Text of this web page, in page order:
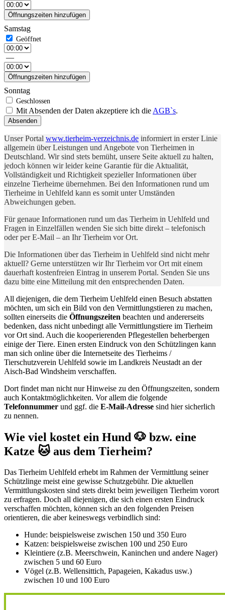
Öffnungszeiten hinzufügen
Samstag
—
Öffnungszeiten hinzufügen
Sonntag
Mit Absenden der Daten akzeptiere ich die AGB`s.
Absenden
Unser Portal www.tierheim-verzeichnis.de informiert in erster Linie
allgemein über Leistungen und Angebote von Tierheimen in
Deutschland. Wir sind stets bemüht, unsere Seite aktuell zu halten,
jedoch können wir leider keine Garantie für die Aktualität,
Vollständigkeit und Richtigkeit spezieller Informationen über
einzelne Tierheime übernehmen. Bei den Informationen rund um
Tierheime in Uehlfeld kann es somit unter Umständen
Abweichungen geben.
Für genaue Informationen rund um das Tierheim in Uehlfeld und
Fragen in Einzelfällen wenden Sie sich bitte direkt – telefonisch
oder per E-Mail – an Ihr Tierheim vor Ort.
Die Informationen über das Tierheim in Uehlfeld sind nicht mehr
aktuell? Gerne unterstützen wir Ihr Tierheim vor Ort mit einem
dauerhaft kostenfreien Eintrag in unserem Portal. Senden Sie uns
dazu bitte eine Mitteilung mit den entsprechenden Daten.
All diejenigen, die dem Tierheim Uehlfeld einen Besuch abstatten
möchten, um sich ein Bild von den Vermittlungstieren zu machen,
sollten einerseits die Öffnungszeiten beachten und andererseits
bedenken, dass nicht unbedingt alle Vermittlungstiere im Tierheim
vor Ort sind. Auch die kooperierenden Pflegestellen beherbergen
einige der Tiere. Einen ersten Eindruck von den Schützlingen kann
man sich online über die Internetseite des Tierheims /
Tierschutzverein Uehlfeld sowie im Landkreis Neustadt an der
Aisch-Bad Windsheim verschaffen.
Dort findet man nicht nur Hinweise zu den Öffnungszeiten, sondern
auch Kontaktmöglichkeiten. Vor allem die folgende
Telefonnummer und ggf. die E-Mail-Adresse sind hier sicherlich
zu nennen.
Wie viel kostet ein Hund 🐶 bzw. eine
Katze 🐱 aus dem Tierheim?
Das Tierheim Uehlfeld erhebt im Rahmen der Vermittlung seiner
Schützlinge meist eine gewisse Schutzgebühr. Die aktuellen
Vermittlungskosten sind stets direkt beim jeweiligen Tierheim vorort
zu erfragen. Doch all diejenigen, die sich einen ersten Eindruck
verschaffen möchten, können sich an den folgenden Preisen
orientieren, die aber keineswegs verbindlich sind:
Hunde: beispielsweise zwischen 150 und 350 Euro
Katzen: beispielsweise zwischen 100 und 250 Euro
Kleintiere (z.B. Meerschwein, Kaninchen und andere Nager)
zwischen 5 und 60 Euro
Vögel (z.B. Wellensittich, Papageien, Kakadus usw.)
zwischen 10 und 100 Euro